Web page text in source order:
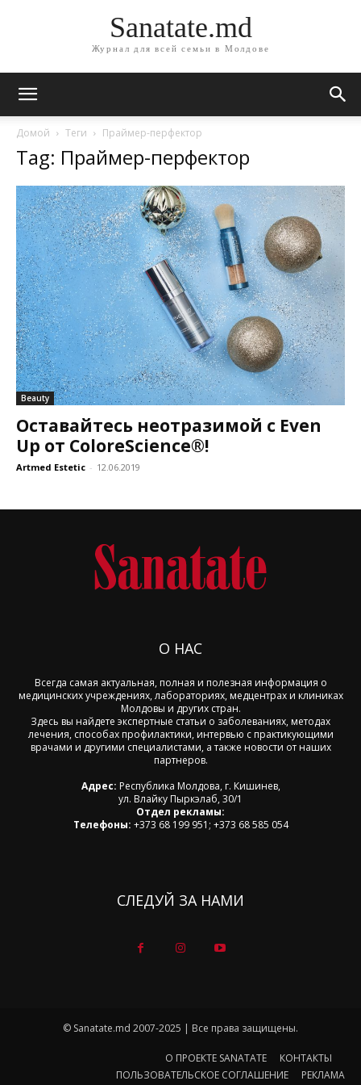
Sanatate.md
Журнал для всей семьи в Молдове
Домой Теги Праймер-перфектор
Tag: Праймер-перфектор
Beauty
Оставайтесь неотразимой с Even
Up от ColoreScience®!
Artmed Estetic - 12.06.2019
О НАС
Всегда самая актуальная, полная и полезная информация о
медицинских учреждениях, лабораториях, медцентрах и клиниках
Молдовы и других стран.
Здесь вы найдете экспертные статьи о заболеваниях, методах
лечения, способах профилактики, интервью с практикующими
врачами и другими специалистами, а также новости от наших
партнеров.
Адрес: Республика Молдова, г. Кишинев,
ул. Влайку Пыркэлаб, 30/1
Отдел рекламы:
Телефоны: +373 68 199 951; +373 68 585 054
СЛЕДУЙ ЗА НАМИ
© Sanatate.md 2007-2025 | Все права защищены.
О ПРОЕКТЕ SANATATE
КОНТАКТЫ
ПОЛЬЗОВАТЕЛЬСКОЕ СОГЛАШЕНИЕ
РЕКЛАМА